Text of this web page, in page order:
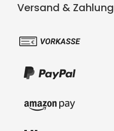
Versand & Zahlung